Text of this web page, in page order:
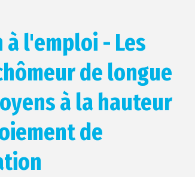
à l'emploi - Les
de longue
à la hauteur
de